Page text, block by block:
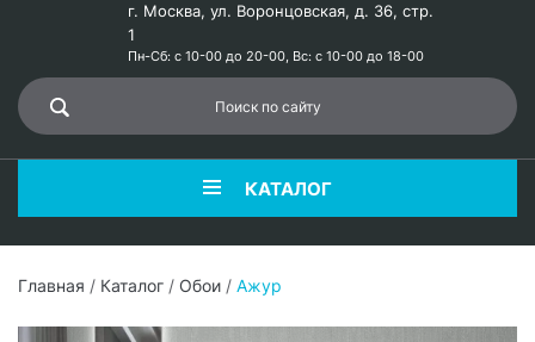
г. Москва, ул. Воронцовская, д. 36, стр.
1
Пн-Сб: с 10-00 до 20-00, Вс: с 10-00 до 18-00
КАТАЛОГ
Главная / Каталог / Обои / Ажур